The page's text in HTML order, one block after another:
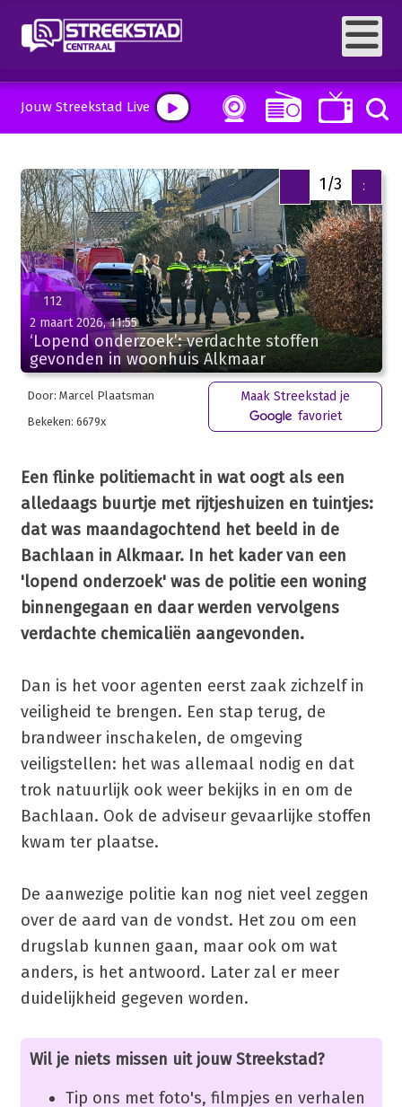
Jouw Streekstad Live
>
1/3
112
2 maart 2026, 11:55
‘Lopend onderzoek’: verdachte stoffen
gevonden in woonhuis Alkmaar
Door: Marcel Plaatsman
Bekeken: 6679x
Maak Streekstad je
favoriet
Een flinke politiemacht in wat oogt als een
alledaags buurtje met rijtjeshuizen en tuintjes:
dat was maandagochtend het beeld in de
Bachlaan in Alkmaar. In het kader van een
'lopend onderzoek' was de politie een woning
binnengegaan en daar werden vervolgens
verdachte chemicaliën aangevonden.
Dan is het voor agenten eerst zaak zichzelf in
veiligheid te brengen. Een stap terug, de
brandweer inschakelen, de omgeving
veiligstellen: het was allemaal nodig en dat
trok natuurlijk ook weer bekijks in en om de
Bachlaan. Ook de adviseur gevaarlijke stoffen
kwam ter plaatse.
De aanwezige politie kan nog niet veel zeggen
over de aard van de vondst. Het zou om een
drugslab kunnen gaan, maar ook om wat
anders, is het antwoord. Later zal er meer
duidelijkheid gegeven worden.
Wil je niets missen uit jouw Streekstad?
Tip ons met foto's, filmpjes en verhalen